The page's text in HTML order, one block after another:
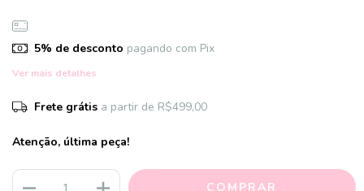
5% de desconto pagando com Pix
Ver mais detalhes
Frete grátis a partir de R$499,00
Atenção, última peça!